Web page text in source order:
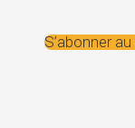
S’abonner